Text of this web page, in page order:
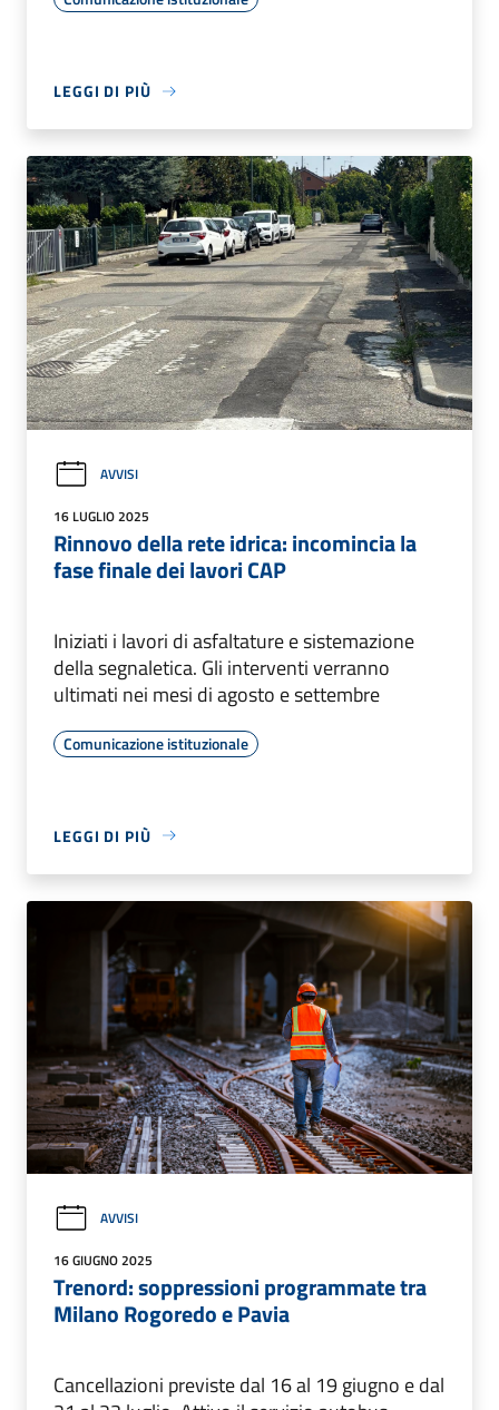
LEGGI DI PIÙ
AVVISI
16 LUGLIO 2025
Rinnovo della rete idrica: incomincia la
fase finale dei lavori CAP
Iniziati i lavori di asfaltature e sistemazione
della segnaletica. Gli interventi verranno
ultimati nei mesi di agosto e settembre
Comunicazione istituzionale
LEGGI DI PIÙ
AVVISI
16 GIUGNO 2025
Trenord: soppressioni programmate tra
Milano Rogoredo e Pavia
Cancellazioni previste dal 16 al 19 giugno e dal